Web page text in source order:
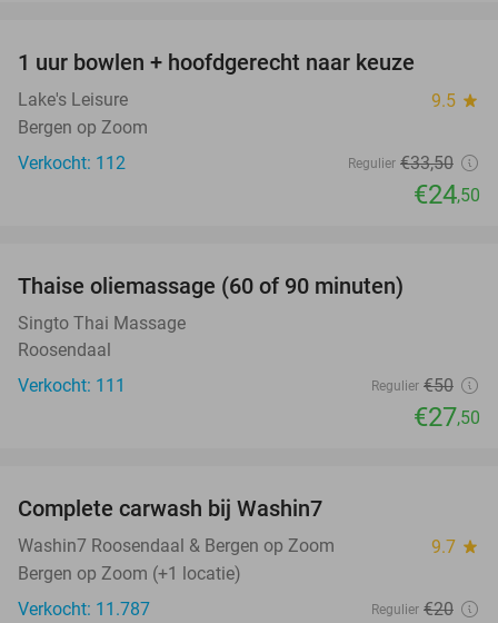
1 uur bowlen + hoofdgerecht naar keuze
Lake's Leisure 9.5 star
Bergen op Zoom
Verkocht: 112
Regulier €33,50
€24,50
Thaise oliemassage (60 of 90 minuten)
Singto Thai Massage
Roosendaal
Verkocht: 111
Regulier €50
€27,50
Complete carwash bij Washin7
Washin7 Roosendaal & Bergen op Zoom 9.7 star
Bergen op Zoom (+1 locatie)
Verkocht: 11.787
Regulier €20